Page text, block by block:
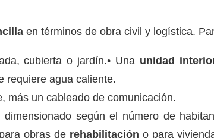
en términos de obra civil y logística.
cubierta o jardín.• Una unidad
requiere agua caliente.
más un cableado de comunicación.
según el número de
obras de rehabilitación o para